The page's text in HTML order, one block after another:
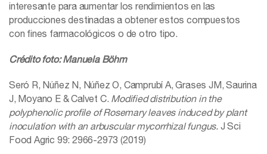
interesante para aumentar los rendimientos en las
producciones destinadas a obtener estos compuestos
con fines farmacológicos o de otro tipo.
Crédito foto: Manuela Böhm
Seró R, Núñez N, Núñez O, Camprubí A, Grases JM, Saurina
J, Moyano E & Calvet C. Modified distribution in the
polyphenolic profile of Rosemary leaves induced by plant
inoculation with an arbuscular mycorrhizal fungus. J Sci
Food Agric 99: 2966-2973 (2019)